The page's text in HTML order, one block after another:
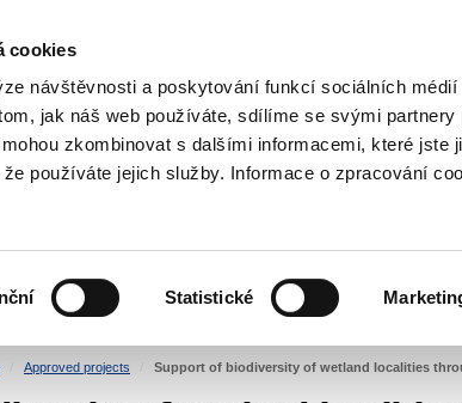
cookies
návštěvnosti a poskytování funkcí sociálních
jak náš web používáte, sdílíme se svými partnery
zkombinovat s dalšími informacemi, které jste
používáte jejich služby. Informace o zpracování
Statistické
HUMAN RIGHTS JUSTICE
Approved projects Support of biodiversity of wetland localities